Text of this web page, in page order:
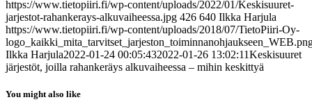
https://www.tietopiiri.fi/wp-content/uploads/2022/01/Keskisuuret-
jarjestot-rahankerays-alkuvaiheessa.jpg 426 640 Ilkka Harjula
https://www.tietopiiri.fi/wp-content/uploads/2018/07/TietoPiiri-Oy-
Ilkka Harjula2022-01-24 00:05:432022-01-26 13:02:11Keskisuuret
järjestöt, joilla rahankeräys alkuvaiheessa – mihin keskittyä
You might also like